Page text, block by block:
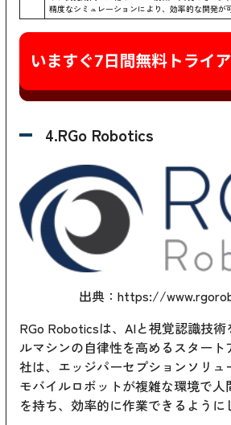
精度なシミュレーションにより、効率的な開発が
4.RGo Robotics
出典：https://
RGo Roboticsは、AIと視覚認識技術
ルマシンの自律性を高めるスター
社は、エッジパーセプションソリュ
モバイルロボットが複雑な環境で人
を持ち、効率的に作業できるように